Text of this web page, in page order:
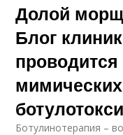
Долой
Блог
Ботулинотерапия –